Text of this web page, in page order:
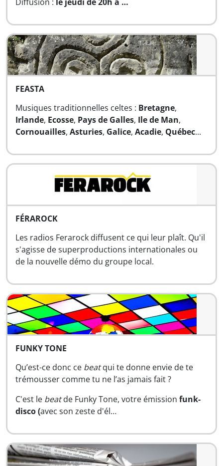
FEASTA
Musiques traditionnelles celtes : Bretagne,
Irlande, Ecosse, Pays de Galles, Ile de Man,
Cornouailles, Asturies, Galice, Acadie, Québec...
FÉRAROCK
Les radios Ferarock diffusent ce qui leur plaît. Qu'il
s'agisse de superproductions internationales ou
de la nouvelle démo du groupe local.
FUNKY TONE
Qu’est-ce donc ce beatqui te donne envie de te
trémousser comme tu ne l’as jamais fait ?
C'est le beatde Funky Tone, votre émission funk-
disco (avec son zeste d'él…